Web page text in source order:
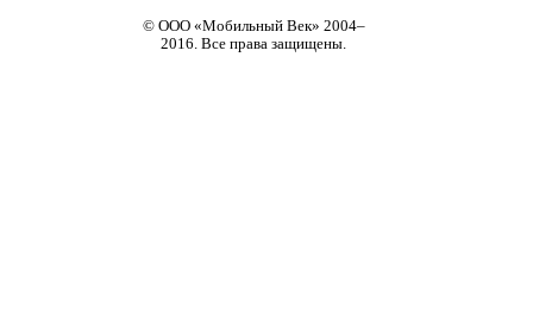
© ООО «Мобильный Век» 2004–
2016. Все права защищены.